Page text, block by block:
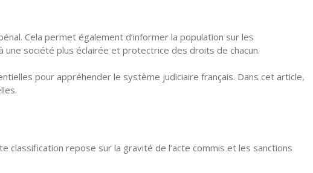
Cela permet également d’informer la population sur les
société plus éclairée et protectrice des droits de chacun.
pour appréhender le système judiciaire français. Dans cet article,
repose sur la gravité de l’acte commis et les sanctions